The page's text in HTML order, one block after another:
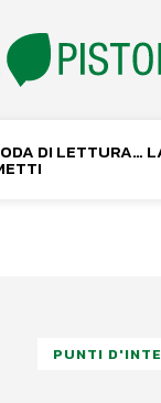
DI LETTURA…
PUNTI